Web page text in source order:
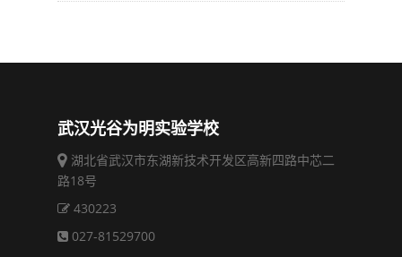
武汉光谷为明实验学校
湖北省武汉市东湖新技术开发区高新四路中芯二
路18号
430223
027-81529700